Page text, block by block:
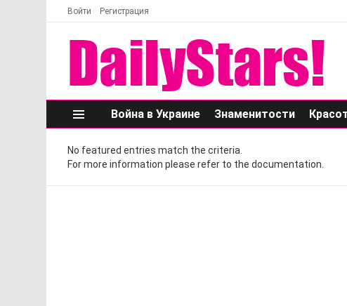
Войти Регистрация
Меню
Война в Украине Знаменитости
No featured entries match the criteria.
For more information please refer to the documentation.